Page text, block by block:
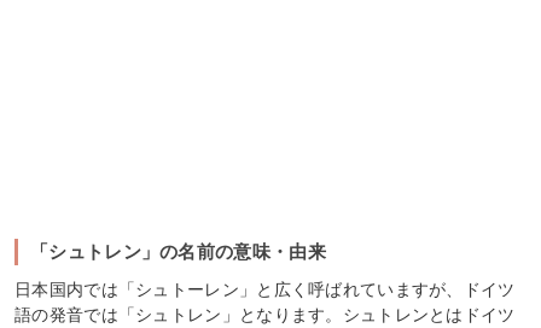
「シュトレン」の名前の意味・由来
日本国内では「シュトーレン」と広く呼ばれていますが、ドイツ
語の発音では「シュトレン」となります。シュトレンとはドイツ